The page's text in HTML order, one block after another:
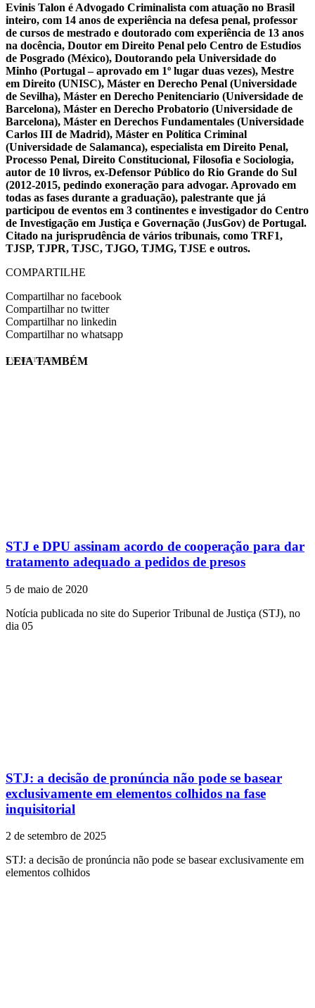
Evinis Talon é Advogado Criminalista com atuação no Brasil
inteiro, com 14 anos de experiência na defesa penal, professor
de cursos de mestrado e doutorado com experiência de 13 anos
na docência, Doutor em Direito Penal pelo Centro de Estudios
de Posgrado (México), Doutorando pela Universidade do
Minho (Portugal – aprovado em 1º lugar duas vezes), Mestre
em Direito (UNISC), Máster en Derecho Penal (Universidade
de Sevilha), Máster en Derecho Penitenciario (Universidade de
Barcelona), Máster en Derecho Probatorio (Universidade de
Barcelona), Máster en Derechos Fundamentales (Universidade
Carlos III de Madrid), Máster en Política Criminal
(Universidade de Salamanca), especialista em Direito Penal,
Processo Penal, Direito Constitucional, Filosofia e Sociologia,
autor de 10 livros, ex-Defensor Público do Rio Grande do Sul
(2012-2015, pedindo exoneração para advogar. Aprovado em
todas as fases durante a graduação), palestrante que já
participou de eventos em 3 continentes e investigador do Centro
de Investigação em Justiça e Governação (JusGov) de Portugal.
Citado na jurisprudência de vários tribunais, como TRF1,
TJSP, TJPR, TJSC, TJGO, TJMG, TJSE e outros.
COMPARTILHE
Compartilhar no facebook
Compartilhar no twitter
Compartilhar no linkedin
Compartilhar no whatsapp
EVINIS TALON
LEIA TAMBÉM
STJ e DPU assinam acordo de cooperação para dar
tratamento adequado a pedidos de presos
5 de maio de 2020
Notícia publicada no site do Superior Tribunal de Justiça (STJ), no
dia 05
STJ: a decisão de pronúncia não pode se basear
exclusivamente em elementos colhidos na fase
inquisitorial
2 de setembro de 2025
STJ: a decisão de pronúncia não pode se basear exclusivamente em
elementos colhidos